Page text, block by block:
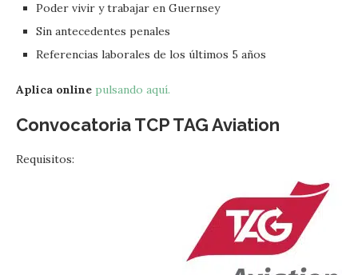
Poder vivir y trabajar en Guernsey
Sin antecedentes penales
Referencias laborales de los últimos 5 años
Aplica online pulsando aquí.
Convocatoria TCP TAG Aviation
Requisitos: